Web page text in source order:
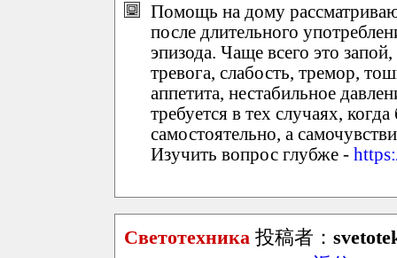
Помощь на дому
после длительного
эпизода. Чаще всего это
тревога, слабость, тремор,
аппетита, нестабильное
требуется в тех случаях,
самостоятельно, а
Изучить вопрос глубже -
Светотехника 投稿者：